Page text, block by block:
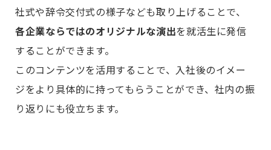
社式や辞令交付式の様子なども取り上げることで、
各企業ならではのオリジナルな演出を就活生に発信
することができます。
このコンテンツを活用することで、入社後のイメー
ジをより具体的に持ってもらうことができ、社内の振
り返りにも役立ちます。